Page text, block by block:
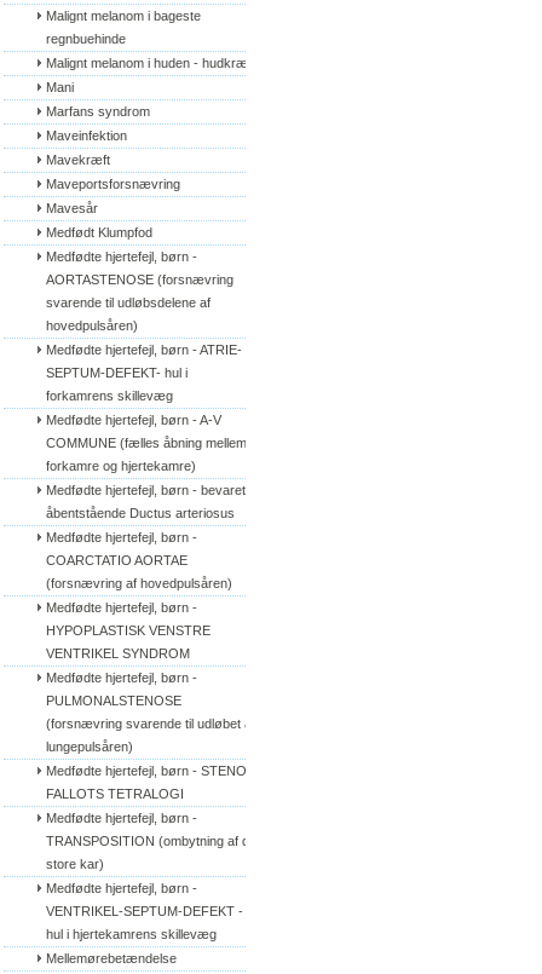
Malignt melanom i bageste
regnbuehinde
Malignt melanom i huden - hudkræft
Mani
Marfans syndrom
Maveinfektion
Mavekræft
Maveportsforsnævring
Mavesår
Medfødt Klumpfod
Medfødte hjertefejl, børn -
AORTASTENOSE (forsnævring
svarende til udløbsdelene af
hovedpulsåren)
Medfødte hjertefejl, børn - ATRIE-
SEPTUM-DEFEKT- hul i
forkamrens skillevæg
Medfødte hjertefejl, børn - A-V
COMMUNE (fælles åbning mellem
forkamre og hjertekamre)
Medfødte hjertefejl, børn - bevaret/
åbentstående Ductus arteriosus
Medfødte hjertefejl, børn -
COARCTATIO AORTAE
(forsnævring af hovedpulsåren)
Medfødte hjertefejl, børn -
HYPOPLASTISK VENSTRE
VENTRIKEL SYNDROM
Medfødte hjertefejl, børn -
PULMONALSTENOSE
(forsnævring svarende til udløbet af
lungepulsåren)
Medfødte hjertefejl, børn - STENO
FALLOTS TETRALOGI
Medfødte hjertefejl, børn -
TRANSPOSITION (ombytning af de
store kar)
Medfødte hjertefejl, børn -
VENTRIKEL-SEPTUM-DEFEKT -
hul i hjertekamrens skillevæg
Mellemørebetændelse